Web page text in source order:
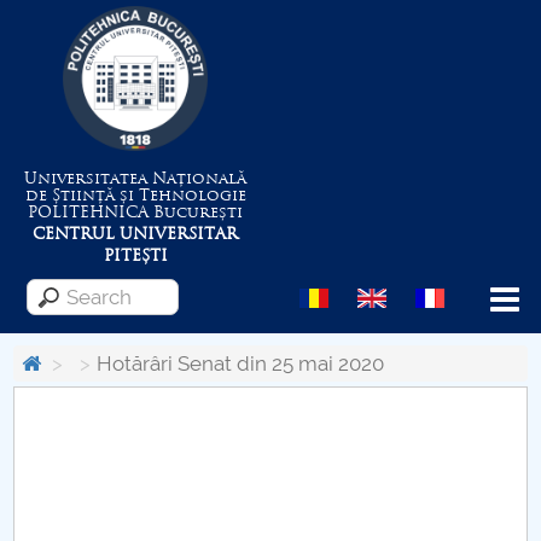
Universitatea Națională
de Știință și Tehnologie
POLITEHNICABucurești
CENTRUL UNIVERSITAR
PITEȘTI
Menu
Hotărâri Senat din 25 mai 2020